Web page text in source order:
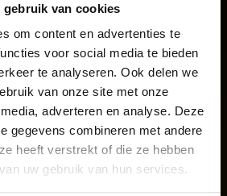
gebruik van cookies
om content en advertenties te
voor social media te bieden
te analyseren. Ook delen we
van onze site met onze
adverteren en analyse. Deze
gegevens combineren met andere
heeft verstrekt of die ze hebben
uw gebruik van hun services.
menu wordt er aangeboden?
van het arrangement?
de veel voorkomende
veganistisch eten
opstapplaats: